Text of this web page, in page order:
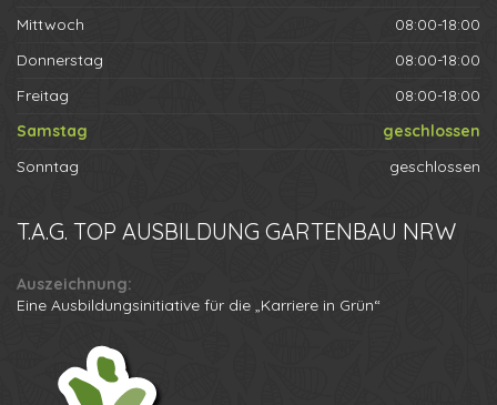
Mittwoch
08:00-18:00
Donnerstag
08:00-18:00
Freitag
08:00-18:00
Samstag
geschlossen
Sonntag
geschlossen
T.A.G. TOP AUSBILDUNG GARTENBAU NRW
Auszeichnung:
Eine Ausbildungsinitiative für die „Karriere in Grün“